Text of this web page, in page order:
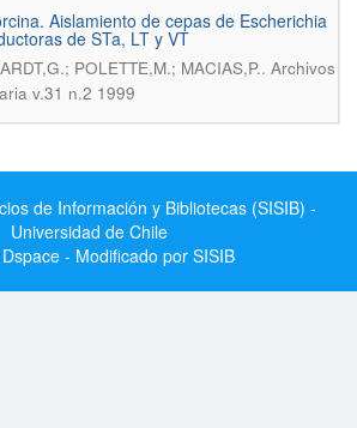
Aislamiento de cepas de Escherichia
de STa, LT y VT
POLETTE,M.; MACIAS,P.. Archivos
v.31 n.2 1999
de Información y Bibliotecas (SISIB) -
Universidad de Chile
- Modificado por SISIB